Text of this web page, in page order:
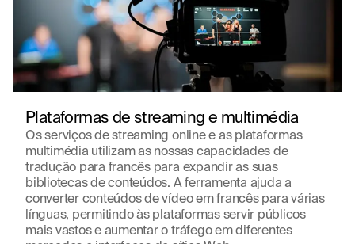
Plataformas de streaming e multimédia
Os serviços de streaming online e as plataformas
multimédia utilizam as nossas capacidades de
tradução para francês para expandir as suas
bibliotecas de conteúdos. A ferramenta ajuda a
converter conteúdos de vídeo em francês para várias
línguas, permitindo às plataformas servir públicos
mais vastos e aumentar o tráfego em diferentes